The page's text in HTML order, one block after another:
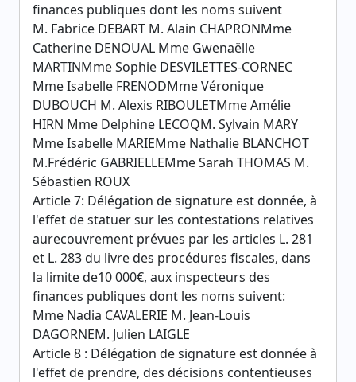
finances publiques dont les noms suivent
M. Fabrice DEBART M. Alain CHAPRONMme
Catherine DENOUAL Mme Gwenaëlle
MARTINMme Sophie DESVILETTES-CORNEC
Mme Isabelle FRENODMme Véronique
DUBOUCH M. Alexis RIBOULETMme Amélie
HIRN Mme Delphine LECOQM. Sylvain MARY
Mme Isabelle MARIEMme Nathalie BLANCHOT
M.Frédéric GABRIELLEMme Sarah THOMAS M.
Sébastien ROUX
Article 7: Délégation de signature est donnée, à
l'effet de statuer sur les contestations relatives
aurecouvrement prévues par les articles L. 281
et L. 283 du livre des procédures fiscales, dans
la limite de10 000€, aux inspecteurs des
finances publiques dont les noms suivent:
Mme Nadia CAVALERIE M. Jean-Louis
DAGORNEM. Julien LAIGLE
Article 8 : Délégation de signature est donnée à
l'effet de prendre, des décisions contentieuses